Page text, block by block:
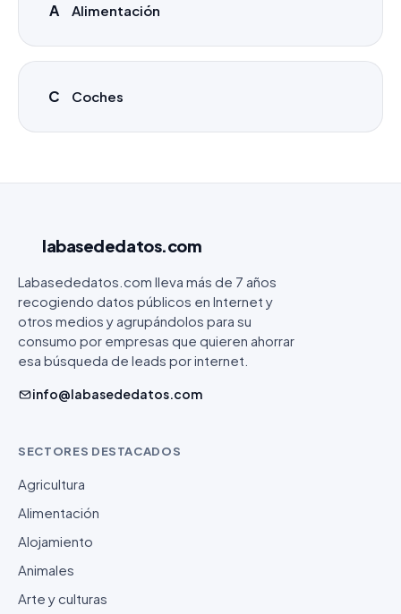
A Alimentación
C Coches
labasededatos.com
Labasededatos.com lleva más de 7 años
recogiendo datos públicos en Internet y
otros medios y agrupándolos para su
consumo por empresas que quieren ahorrar
esa búsqueda de leads por internet.
info@labasededatos.com
SECTORES DESTACADOS
Agricultura
Alimentación
Alojamiento
Animales
Arte y culturas